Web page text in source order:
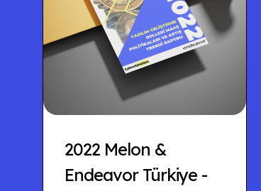
2022 Melon &
Endeavor Türkiye -